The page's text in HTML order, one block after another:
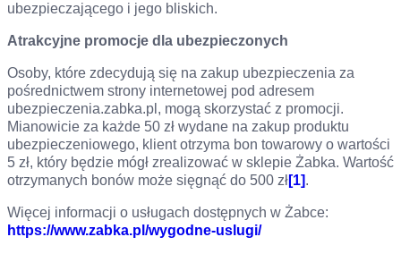
ubezpieczającego i jego bliskich.
Atrakcyjne promocje dla ubezpieczonych
Osoby, które zdecydują się na zakup ubezpieczenia za
pośrednictwem strony internetowej pod adresem
ubezpieczenia.zabka.pl, mogą skorzystać z promocji.
Mianowicie za każde 50 zł wydane na zakup produktu
ubezpieczeniowego, klient otrzyma bon towarowy o wartości
5 zł, który będzie mógł zrealizować w sklepie Żabka. Wartość
otrzymanych bonów może sięgnąć do 500 zł[1].
Więcej informacji o usługach dostępnych w Żabce:
https://www.zabka.pl/wygodne-uslugi/